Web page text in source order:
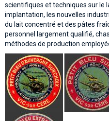
scientifiques et techniques sur le
implantation, les nouvelles
du lait concentré et des pâtes
personnel largement qualifié,
méthodes de production